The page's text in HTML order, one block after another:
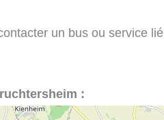
un bus ou service
: